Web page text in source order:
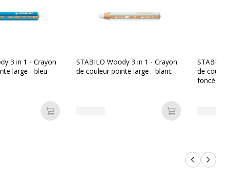
Non compostable
3 in 1 - Crayon
large - bleu
Ajouter au panier
STABILO Woody 3 in 1 - Crayon
de couleur pointe large - blanc
Ajouter au
de
foncé
Produits